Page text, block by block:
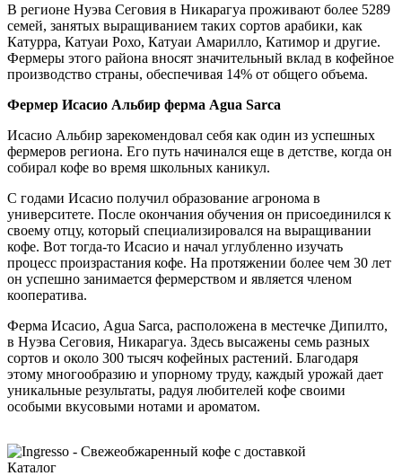
В регионе Нуэва Сеговия в Никарагуа проживают более 5289
семей, занятых выращиванием таких сортов арабики, как
Катурра, Катуаи Рохо, Катуаи Амарилло, Катимор и другие.
Фермеры этого района вносят значительный вклад в кофейное
производство страны, обеспечивая 14% от общего объема.
Фермер Исасио Альбир ферма Agua Sarca
Исасио Альбир зарекомендовал себя как один из успешных
фермеров региона. Его путь начинался еще в детстве, когда он
собирал кофе во время школьных каникул.
С годами Исасио получил образование агронома в
университете. После окончания обучения он присоединился к
своему отцу, который специализировался на выращивании
кофе. Вот тогда-то Исасио и начал углубленно изучать
процесс произрастания кофе. На протяжении более чем 30 лет
он успешно занимается фермерством и является членом
кооператива.
Ферма Исасио, Agua Sarca, расположена в местечке Дипилто,
в Нуэва Сеговия, Никарагуа. Здесь высажены семь разных
сортов и около 300 тысяч кофейных растений. Благодаря
этому многообразию и упорному труду, каждый урожай дает
уникальные результаты, радуя любителей кофе своими
особыми вкусовыми нотами и ароматом.
Каталог